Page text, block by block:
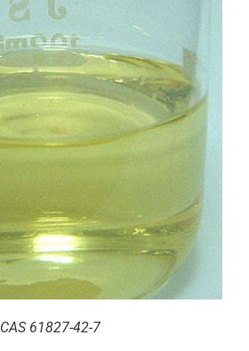
CAS 61827-42-7